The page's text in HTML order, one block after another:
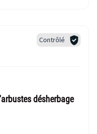
Contrôlé
désherbage